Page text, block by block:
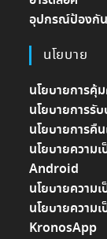
อุปกรณ์ป้องกั
นโยบาย
นโยบายการคุ้
นโยบายการรั
นโยบายการคืน
นโยบายความ
Android
นโยบายความ
นโยบายความ
KronosApp